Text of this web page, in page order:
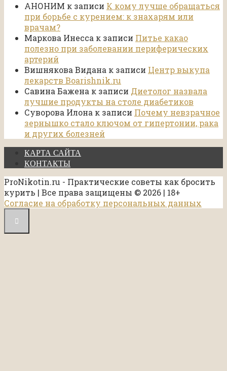
АНОНИМ к записи К кому лучше обращаться
при борьбе с курением: к знахарям или
врачам?
Маркова Инесса к записи Питье какао
полезно при заболевании периферических
артерий
Вишнякова Видана к записи Центр выкупа
лекарств Boarishnik.ru
Савина Бажена к записи Диетолог назвала
лучшие продукты на столе диабетиков
Суворова Илона к записи Почему невзрачное
зернышко стало ключом от гипертонии, рака
и других болезней
КАРТА САЙТА
КОНТАКТЫ
ProNikotin.ru - Практические советы как бросить
курить | Все права защищены © 2026 | 18+
Согласие на обработку персональных данных